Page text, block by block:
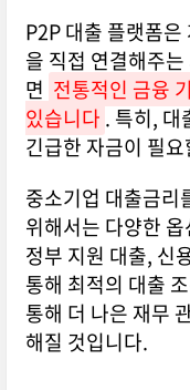
P2P 대출 플랫폼
을 직접 연결해주
면 전통적인 금융
있습니다 . 특히, 대
긴급한 자금이 필
중소기업 대출금리
위해서는 다양한
정부 지원 대출, 신
통해 최적의 대출
통해 더 나은 재무
해질 것입니다.